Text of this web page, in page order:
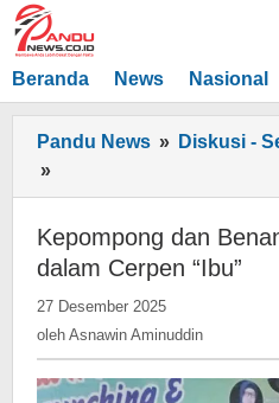
Lewati
ke
konten
Beranda News Nasional
Pandu News » Diskusi -
»
dan
benang
Sutra
dalam
Cerpen
Kepompong dan
dalam Cerpen “Ibu”
27 Desember 2025
Asnawin
oleh Asnawin Aminuddin